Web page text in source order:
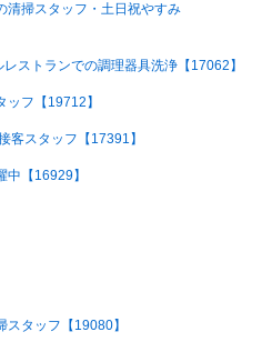
清掃スタッフ・土日祝やすみ
ストランでの調理器具洗浄【17062】
フ【19712】
客スタッフ【17391】
【16929】
タッフ【19080】